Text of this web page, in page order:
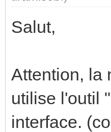
Salut,
Attention, la
utilise l'outil
interface.